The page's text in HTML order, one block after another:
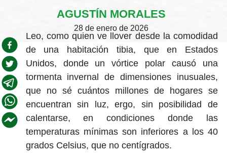
AGUSTÍN MORALES
28 de enero de 2026
Leo, como quien ve llover desde la comodidad
de una habitación tibia, que en Estados
Unidos, donde un vórtice polar causó una
tormenta invernal de dimensiones inusuales,
que no sé cuántos millones de hogares se
encuentran sin luz, ergo, sin posibilidad de
calentarse, en condiciones donde las
temperaturas mínimas son inferiores a los 40
grados Celsius, que no centígrados.